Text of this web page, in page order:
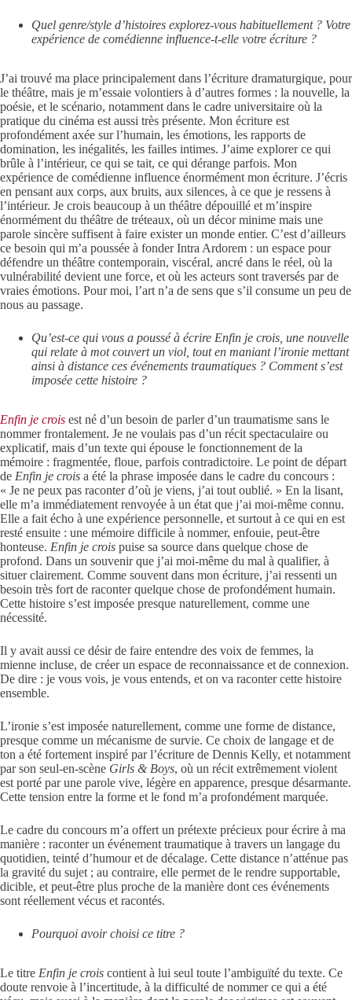
Quel genre/style d’histoires explorez-vous habituellement ? Votre
expérience de comédienne influence-t-elle votre écriture ?
J’ai trouvé ma place principalement dans l’écriture dramaturgique, pour
le théâtre, mais je m’essaie volontiers à d’autres formes : la nouvelle, la
poésie, et le scénario, notamment dans le cadre universitaire où la
pratique du cinéma est aussi très présente. Mon écriture est
profondément axée sur l’humain, les émotions, les rapports de
domination, les inégalités, les failles intimes. J’aime explorer ce qui
brûle à l’intérieur, ce qui se tait, ce qui dérange parfois. Mon
expérience de comédienne influence énormément mon écriture. J’écris
en pensant aux corps, aux bruits, aux silences, à ce que je ressens à
l’intérieur. Je crois beaucoup à un théâtre dépouillé et m’inspire
énormément du théâtre de tréteaux, où un décor minime mais une
parole sincère suffisent à faire exister un monde entier. C’est d’ailleurs
ce besoin qui m’a poussée à fonder Intra Ardorem : un espace pour
défendre un théâtre contemporain, viscéral, ancré dans le réel, où la
vulnérabilité devient une force, et où les acteurs sont traversés par de
vraies émotions. Pour moi, l’art n’a de sens que s’il consume un peu de
nous au passage.
Qu’est-ce qui vous a poussé à écrire Enfin je crois, une nouvelle
qui relate à mot couvert un viol, tout en maniant l’ironie mettant
ainsi à distance ces événements traumatiques ? Comment s’est
imposée cette histoire ?
Enfin je crois est né d’un besoin de parler d’un traumatisme sans le
nommer frontalement. Je ne voulais pas d’un récit spectaculaire ou
explicatif, mais d’un texte qui épouse le fonctionnement de la
mémoire : fragmentée, floue, parfois contradictoire. Le point de départ
de Enfin je crois a été la phrase imposée dans le cadre du concours :
« Je ne peux pas raconter d’où je viens, j’ai tout oublié. » En la lisant,
elle m’a immédiatement renvoyée à un état que j’ai moi-même connu.
Elle a fait écho à une expérience personnelle, et surtout à ce qui en est
resté ensuite : une mémoire difficile à nommer, enfouie, peut-être
honteuse. Enfin je crois puise sa source dans quelque chose de
profond. Dans un souvenir que j’ai moi-même du mal à qualifier, à
situer clairement. Comme souvent dans mon écriture, j’ai ressenti un
besoin très fort de raconter quelque chose de profondément humain.
Cette histoire s’est imposée presque naturellement, comme une
nécessité.
Il y avait aussi ce désir de faire entendre des voix de femmes, la
mienne incluse, de créer un espace de reconnaissance et de connexion.
De dire : je vous vois, je vous entends, et on va raconter cette histoire
ensemble.
L’ironie s’est imposée naturellement, comme une forme de distance,
presque comme un mécanisme de survie. Ce choix de langage et de
ton a été fortement inspiré par l’écriture de Dennis Kelly, et notamment
par son seul-en-scène Girls & Boys, où un récit extrêmement violent
est porté par une parole vive, légère en apparence, presque désarmante.
Cette tension entre la forme et le fond m’a profondément marquée.
Le cadre du concours m’a offert un prétexte précieux pour écrire à ma
manière : raconter un événement traumatique à travers un langage du
quotidien, teinté d’humour et de décalage. Cette distance n’atténue pas
la gravité du sujet ; au contraire, elle permet de le rendre supportable,
dicible, et peut-être plus proche de la manière dont ces événements
sont réellement vécus et racontés.
Pourquoi avoir choisi ce titre ?
Le titre Enfin je crois contient à lui seul toute l’ambiguïté du texte. Ce
doute renvoie à l’incertitude, à la difficulté de nommer ce qui a été